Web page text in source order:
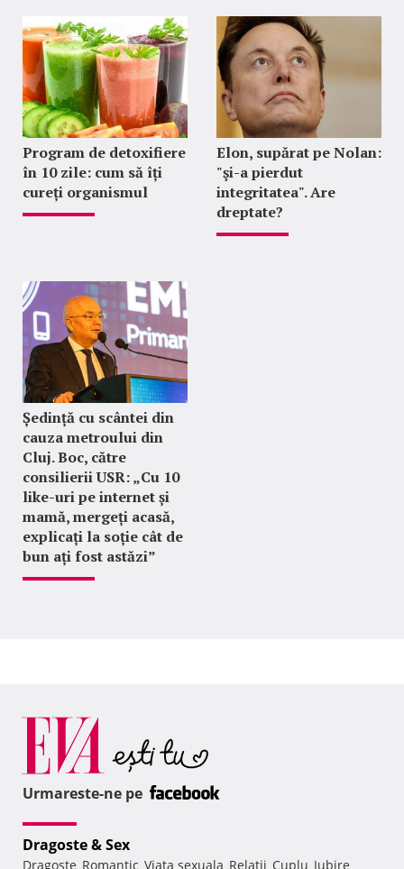
Program de detoxifiere
în 10 zile: cum să îți
cureți organismul
Elon, supărat pe Nolan:
"şi-a pierdut
integritatea". Are
dreptate?
Ședință cu scântei din
cauza metroului din
Cluj. Boc, către
consilierii USR: „Cu 10
like-uri pe internet și
mamă, mergeți acasă,
explicați la soție cât de
bun ați fost astăzi”
Urmareste-ne pe
Dragoste & Sex
Dragoste, Romantic, Viata sexuala, Relatii, Cuplu, Iubire,